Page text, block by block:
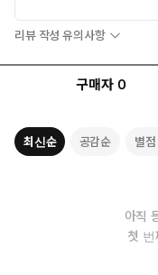
리뷰 작성 유의사항
구매자 0
최신순 공감순 별
아직
첫